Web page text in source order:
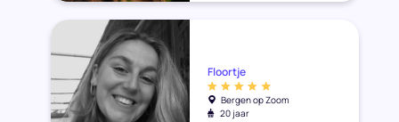
Floortje
Bergen op Zoom
20 jaar